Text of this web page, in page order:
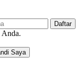
Anda.